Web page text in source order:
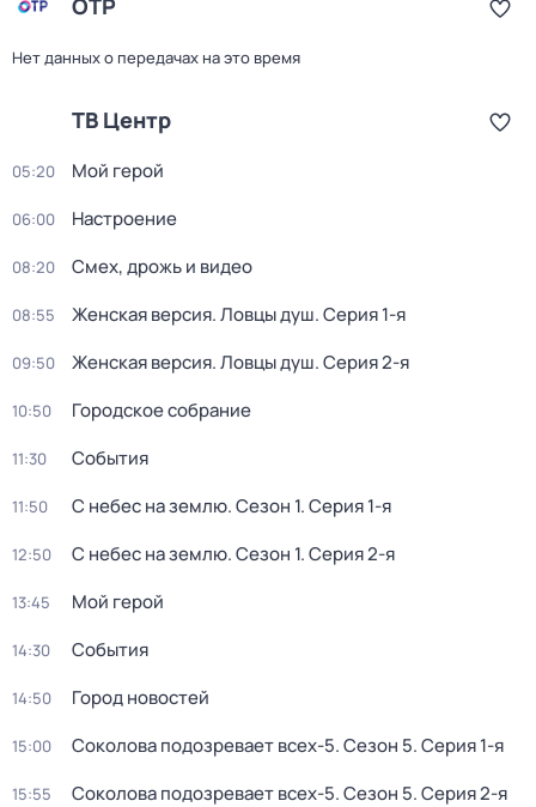
ОТР
Нет данных о передачах на это время
ТВ Центр
05:20 Мой герой
06:00 Настроение
08:20 Смех, дрожь и видео
08:55 Женская версия. Ловцы душ. Серия 1-я
09:50 Женская версия. Ловцы душ. Серия 2-я
10:50 Городское собрание
11:30 События
11:50 С небес на землю. Сезон 1. Серия 1-я
12:50 С небес на землю. Сезон 1. Серия 2-я
13:45 Мой герой
14:30 События
14:50 Город новостей
15:00 Соколова подозревает всех-5. Сезон 5. Серия 1-я
15:55 Соколова подозревает всех-5. Сезон 5. Серия 2-я